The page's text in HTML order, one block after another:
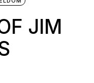
JIM